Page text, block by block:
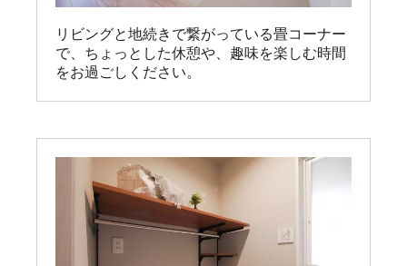
リビングと地続きで繋がっている畳コーナー
で、ちょっとした休憩や、趣味を楽しむ時間
をお過ごしください。